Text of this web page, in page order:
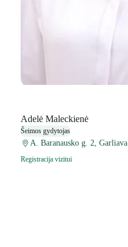
Adelė Maleckienė
Šeimos gydytojas
A. Baranausko g. 2, Garliava
Registracija vizitui